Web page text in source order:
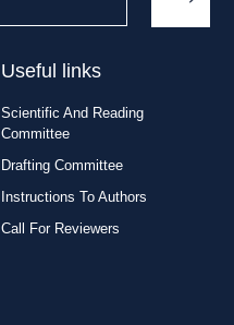
Useful links
Scientific And Reading
Committee
Drafting Committee
Instructions To Authors
Call For Reviewers